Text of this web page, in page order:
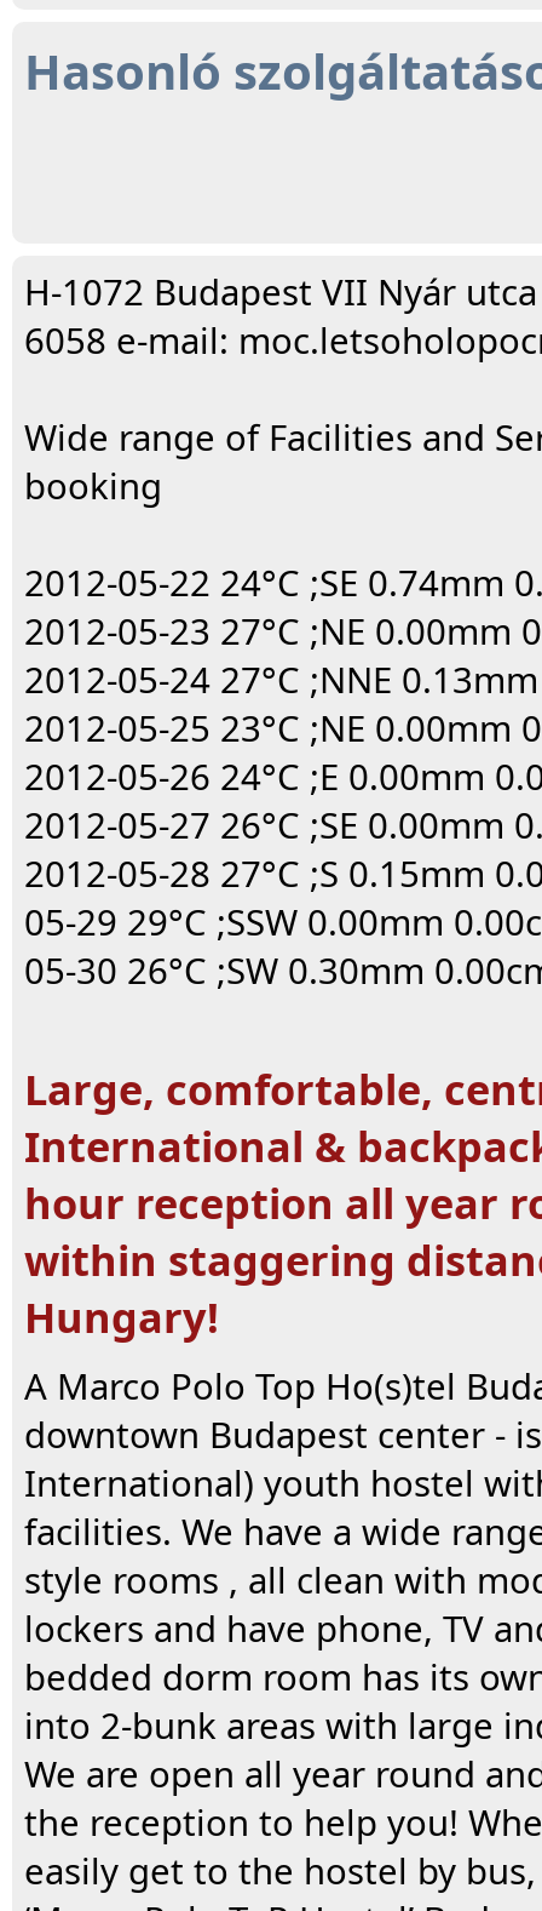
Hasonló
H-1072 Budapest VII Nyár
6058 e-mail:
Wide range of Facilities and
booking
2012-05-22 24°C ;SE 0.74mm
2012-05-23 27°C ;NE 0.00mm
2012-05-24 27°C ;NNE
2012-05-25 23°C ;NE 0.00mm
2012-05-26 24°C ;E 0.00mm
2012-05-27 26°C ;SE 0.00mm
2012-05-28 27°C ;S 0.15mm
05-29 29°C ;SSW 0.00mm
05-30 26°C ;SW 0.30mm
Large, comfortable,
International &
hour reception all year
within staggering
Hungary!
A Marco Polo Top Ho(s)tel
downtown Budapest center -
International) youth hostel
facilities. We have a wide
style rooms , all clean with
lockers and have phone, TV
bedded dorm room has its
into 2-bunk areas with large
We are open all year round
the reception to help you!
easily get to the hostel by